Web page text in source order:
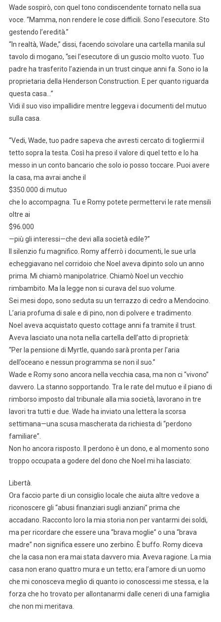
Wade sospirò, con quel tono condiscendente tornato nella sua
voce. “Mamma, non rendere le cose difficili. Sono l’esecutore. Sto
gestendo l’eredità.”
“In realtà, Wade,” dissi, facendo scivolare una cartella manila sul
tavolo di mogano, “sei l’esecutore di un guscio molto vuoto. Tuo
padre ha trasferito l’azienda in un trust cinque anni fa. Sono io la
proprietaria della Henderson Construction. E per quanto riguarda
questa casa…”
Vidi il suo viso impallidire mentre leggeva i documenti del mutuo
sulla casa.
“Vedi, Wade, tuo padre sapeva che avresti cercato di togliermi il
tetto sopra la testa. Così ha preso il valore di quel tetto e lo ha
messo in un conto bancario che solo io posso toccare. Puoi avere
la casa, ma avrai anche il
$350.000 di mutuo
che lo accompagna. Tu e Romy potete permettervi le rate mensili
oltre ai
$96.000
—più gli interessi—che devi alla società edile?”
Il silenzio fu magnifico. Romy afferrò i documenti, le sue urla
echeggiavano nel corridoio che Noel aveva dipinto solo un anno
prima. Mi chiamò manipolatrice. Chiamò Noel un vecchio
rimbambito. Ma la legge non si curava del suo volume.
Sei mesi dopo, sono seduta su un terrazzo di cedro a Mendocino.
L’aria profuma di sale e di pino, non di polvere e tradimento.
Noel aveva acquistato questo cottage anni fa tramite il trust.
Aveva lasciato una nota nella cartella dell’atto di proprietà:
“Per la pensione di Myrtle, quando sarà pronta per l’aria
dell’oceano e nessun programma se non il suo.”
Wade e Romy sono ancora nella vecchia casa, ma non ci “vivono”
davvero. La stanno sopportando. Tra le rate del mutuo e il piano di
rimborso imposto dal tribunale alla mia società, lavorano in tre
lavori tra tutti e due. Wade ha inviato una lettera la scorsa
settimana—una scusa mascherata da richiesta di “perdono
familiare”.
Non ho ancora risposto. Il perdono è un dono, e al momento sono
troppo occupata a godere del dono che Noel mi ha lasciato:
Libertà.
Ora faccio parte di un consiglio locale che aiuta altre vedove a
riconoscere gli “abusi finanziari sugli anziani” prima che
accadano. Racconto loro la mia storia non per vantarmi dei soldi,
ma per ricordare che essere una “brava moglie” o una “brava
madre” non significa essere uno zerbino. È buffo. Romy diceva
che la casa non era mai stata davvero mia. Aveva ragione. La mia
casa non erano quattro mura e un tetto; era l’amore di un uomo
che mi conosceva meglio di quanto io conoscessi me stessa, e la
forza che ho trovato per allontanarmi dalle ceneri di una famiglia
che non mi meritava.